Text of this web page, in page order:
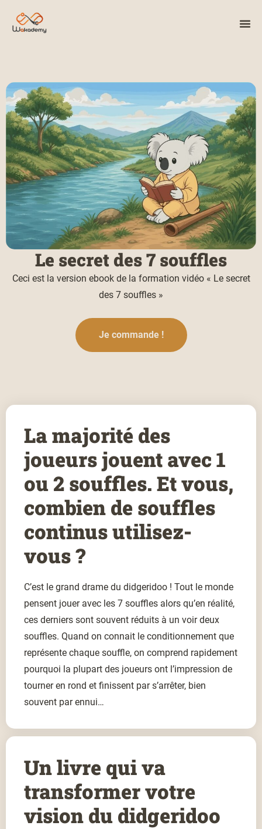
Le secret des 7 souffles
Ceci est la version ebook de la formation vidéo « Le secret
des 7 souffles »
Je commande !
La majorité des
joueurs jouent avec 1
ou 2 souffles. Et vous,
combien de souffles
continus utilisez-
vous ?
C’est le grand drame du didgeridoo ! Tout le monde
pensent jouer avec les 7 souffles alors qu’en réalité,
ces derniers sont souvent réduits à un voir deux
souffles. Quand on connait le conditionnement que
représente chaque souffle, on comprend rapidement
pourquoi la plupart des joueurs ont l’impression de
tourner en rond et finissent par s’arrêter, bien
souvent par ennui…
Un livre qui va
transformer votre
vision du didgeridoo